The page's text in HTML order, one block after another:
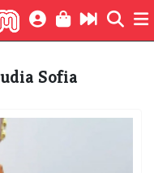
Sofia